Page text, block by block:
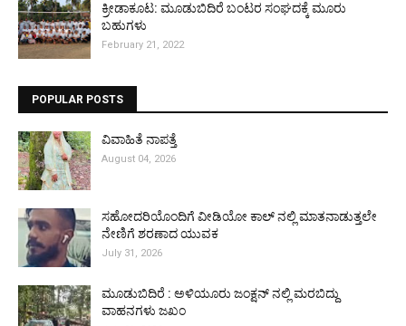
ಕ್ರೀಡಾಕೂಟ: ಮೂಡುಬಿದಿರೆ ಬಂಟರ ಸಂಘದಕ್ಕೆ ಮೂರು
ಬಹುಗಳು
February 21, 2022
POPULAR POSTS
ವಿವಾಹಿತೆ ನಾಪತ್ತೆ
August 04, 2026
ಸಹೋದರಿಯೊಂದಿಗೆ ವೀಡಿಯೋ ಕಾಲ್ ನಲ್ಲಿ ಮಾತನಾಡುತ್ತಲೇ
ನೇಣಿಗೆ ಶರಣಾದ ಯುವಕ
July 31, 2026
ಮೂಡುಬಿದಿರೆ : ಅಳಿಯೂರು ಜಂಕ್ಷನ್ ನಲ್ಲಿ ಮರಬಿದ್ದು
ವಾಹನಗಳು ಜಖಂ